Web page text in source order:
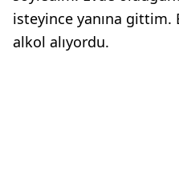
isteyince yanına gittim.
alkol alıyordu.